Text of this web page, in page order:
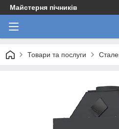
Майстерня пічників
Товари та послуги